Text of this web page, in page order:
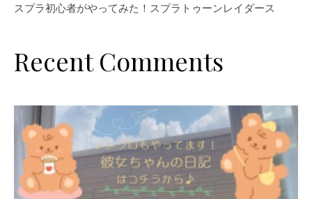
スプラ初心者がやってみた！スプラトゥーンレイダース
Recent Comments